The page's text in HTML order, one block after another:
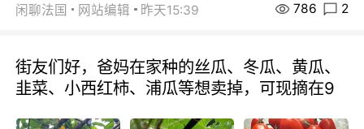
闲聊法国 网站编辑 昨天15:39 786 2
街友们好，爸妈在家种的丝瓜、冬瓜、黄瓜、
韭菜、小西红柿、浦瓜等想卖掉，可现摘在9